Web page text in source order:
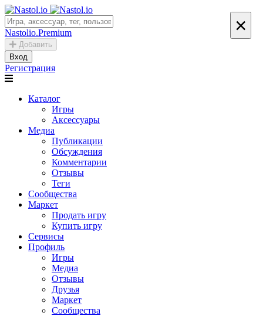
Nastolio.Premium
Добавить
Вход
Регистрация
Каталог
Игры
Аксессуары
Медиа
Публикации
Обсуждения
Комментарии
Отзывы
Теги
Сообщества
Маркет
Продать игру
Купить игру
Сервисы
Профиль
Игры
Медиа
Отзывы
Друзья
Маркет
Сообщества
×